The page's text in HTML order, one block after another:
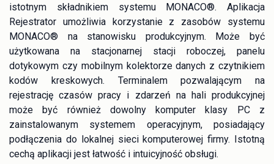
istotnym składnikiem systemu MONACO®. Aplikacja
Rejestrator umożliwia korzystanie z zasobów systemu
MONACO® na stanowisku produkcyjnym. Może być
użytkowana na stacjonarnej stacji roboczej, panelu
dotykowym czy mobilnym kolektorze danych z czytnikiem
kodów kreskowych. Terminalem pozwalającym na
rejestrację czasów pracy i zdarzeń na hali produkcyjnej
może być również dowolny komputer klasy PC z
zainstalowanym systemem operacyjnym, posiadający
podłączenia do lokalnej sieci komputerowej firmy. Istotną
cechą aplikacji jest łatwość i intuicyjność obsługi.